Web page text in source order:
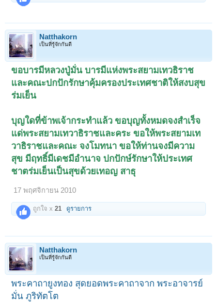
Natthakorn
เป็นที่รู้จักกันดี
ขอบารมีหลวงปู่มั่น บารมีแห่งพระสยามเทวธิราช
และคณะปกปักรักษาคุ้มครองประเทศชาติให้สงบสุข
ร่มเย็น
บุญใดที่ข้าพเจ้ากระทำแล้ว ขอบุญทั้งหมดจงสำเร็จ
แด่พระสยามเทวาธิราชและคระ ขอให้พระสยามเท
วาธิราชและคณะ จงโมทนา ขอให้ท่านจงมีความ
สุข มีฤทธิ์มีเดชมีอำนาจ ปกปักษ์รักษาให้ประเทศ
ชาตร่มเย็นเป็นสุขด้วยเทอญ สาธุ
17 พฤศจิกายน 2010
ถูกใจ x21 ดูรายการ
Natthakorn
เป็นที่รู้จักกันดี
พระคาถายูงทอง สุดยอดพระคาถาจาก พระอาจารย์
มั่น ภูริทัตโต